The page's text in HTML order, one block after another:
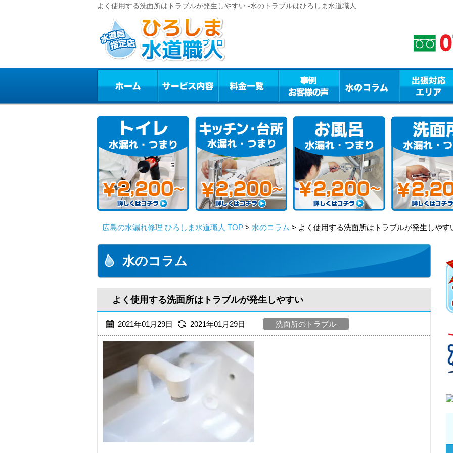
よく使用する洗面所はトラブルが発生しやすい -水のトラブルはひろしま水道職人
広島の水漏れ修理 ひろしま水道職人 TOP > 水のコラム > よく使用する洗面所はトラブルが発生しやす
水のコラム
よく使用する洗面所はトラブルが発生しやすい
2021年01月29日 2021年01月29日 洗面所のトラブル